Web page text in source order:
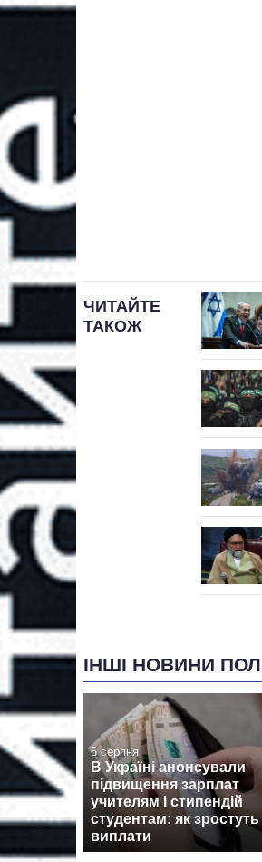
ЧИТАЙТЕ
ТАКОЖ
ІНШІ НОВИНИ
6 серпня
В Україні анонсували
підвищення зарплат
учителям і стипендій
студентам: як зростуть
виплати